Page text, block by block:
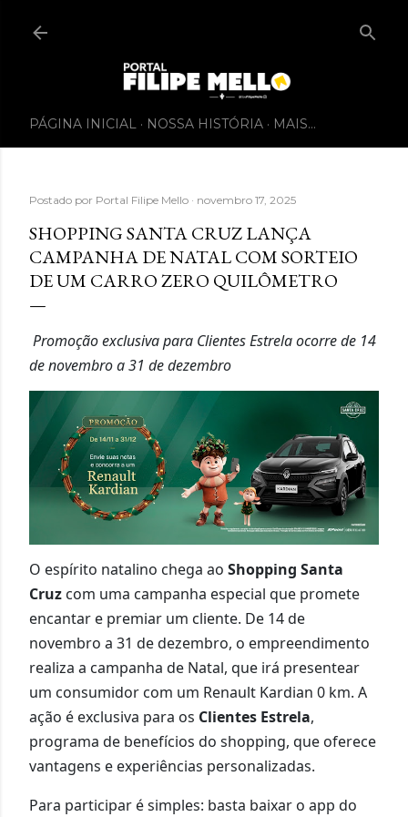
PÁGINA INICIAL NOSSA HISTÓRIA MAIS…
Postado por Portal Filipe Mello novembro 17, 2025
SHOPPING SANTA CRUZ LANÇA
CAMPANHA DE NATAL COM SORTEIO
DE UM CARRO ZERO QUILÔMETRO
Promoção exclusiva para Clientes Estrela ocorre de 14
de novembro a 31 de dezembro
O espírito natalino chega ao Shopping Santa
Cruz com uma campanha especial que promete
encantar e premiar um cliente. De 14 de
novembro a 31 de dezembro, o empreendimento
realiza a campanha de Natal, que irá presentear
um consumidor com um Renault Kardian 0 km. A
ação é exclusiva para os Clientes Estrela,
programa de benefícios do shopping, que oferece
vantagens e experiências personalizadas.
Para participar é simples: basta baixar o app do